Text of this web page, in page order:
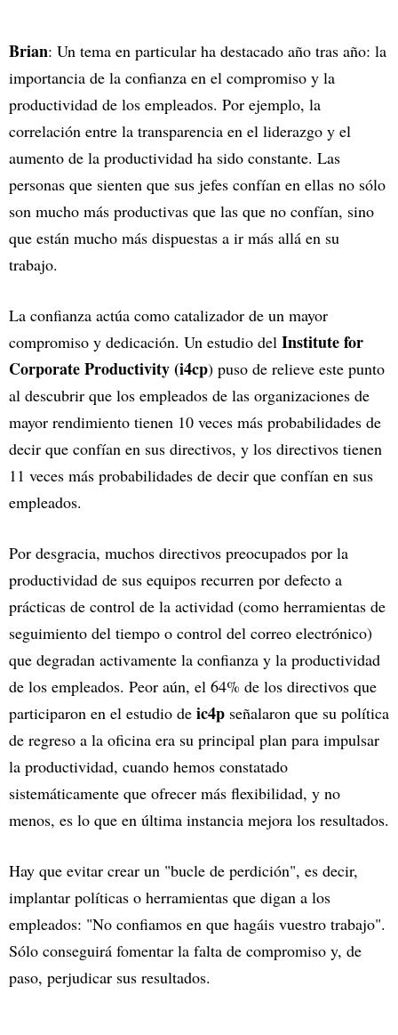
Brian: Un tema en particular ha destacado año tras año: la
importancia de la confianza en el compromiso y la
productividad de los empleados. Por ejemplo, la
correlación entre la transparencia en el liderazgo y el
aumento de la productividad ha sido constante. Las
personas que sienten que sus jefes confían en ellas no sólo
son mucho más productivas que las que no confían, sino
que están mucho más dispuestas a ir más allá en su
trabajo.
La confianza actúa como catalizador de un mayor
compromiso y dedicación. Un estudio del Institute for
Corporate Productivity(i4cp) puso de relieve este punto
al descubrir que los empleados de las organizaciones de
mayor rendimiento tienen 10 veces más probabilidades de
decir que confían en sus directivos, y los directivos tienen
11 veces más probabilidades de decir que confían en sus
empleados.
Por desgracia, muchos directivos preocupados por la
productividad de sus equipos recurren por defecto a
prácticas de control de la actividad (como herramientas de
seguimiento del tiempo o control del correo electrónico)
que degradan activamente la confianza y la productividad
de los empleados. Peor aún, el 64% de los directivos que
participaron en el estudio de ic4p señalaron que su política
de regreso a la oficina era su principal plan para impulsar
la productividad, cuando hemos constatado
sistemáticamente que ofrecer más flexibilidad, y no
menos, es lo que en última instancia mejora los resultados.
Hay que evitar crear un "bucle de perdición", es decir,
implantar políticas o herramientas que digan a los
empleados: "No confiamos en que hagáis vuestro trabajo".
Sólo conseguirá fomentar la falta de compromiso y, de
paso, perjudicar sus resultados.